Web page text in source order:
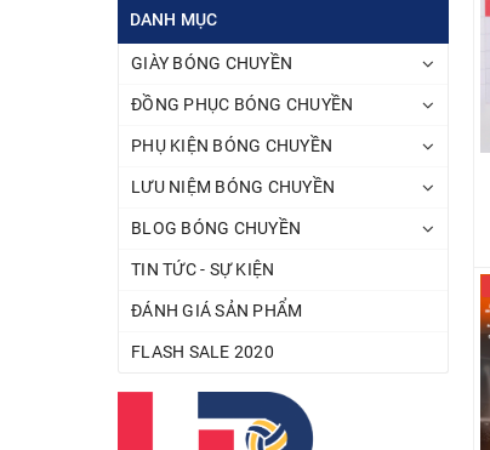
Giá trên 2.000.000đ
DANH MỤC
GIÀY BÓNG CHUYỀN
ĐỒNG PHỤC BÓNG CHUYỀN
PHỤ KIỆN BÓNG CHUYỀN
LƯU NIỆM BÓNG CHUYỀN
BLOG BÓNG CHUYỀN
TIN TỨC - SỰ KIỆN
ĐÁNH GIÁ SẢN PHẨM
FLASH SALE 2020